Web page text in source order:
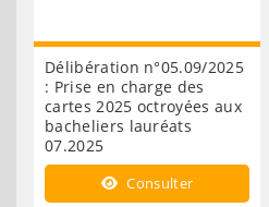
Délibération n°05.09/2025
: Prise en charge des
cartes 2025 octroyées aux
bacheliers lauréats
07.2025
Consulter